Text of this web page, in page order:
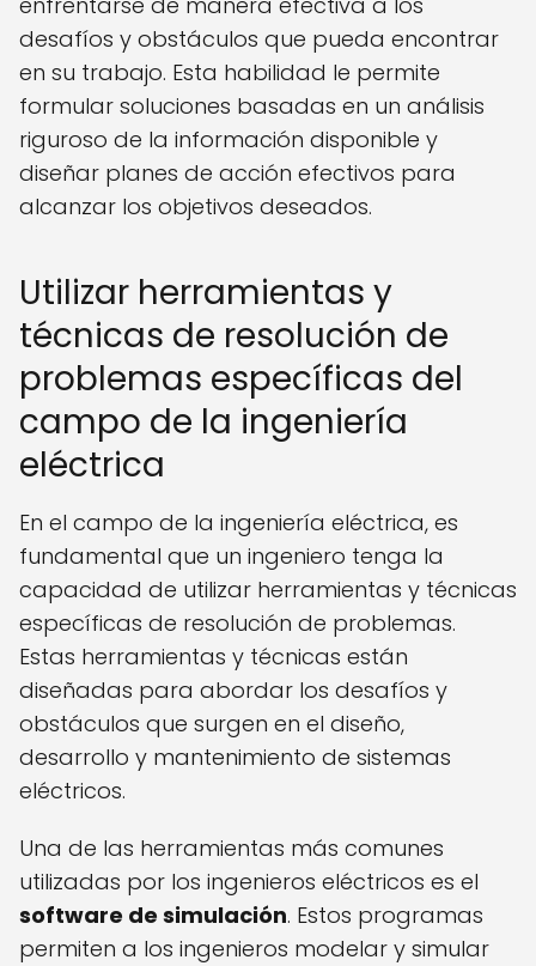
desafíos y obstáculos que pueda encontrar
en su trabajo. Esta habilidad le permite
formular soluciones basadas en un análisis
riguroso de la información disponible y
diseñar planes de acción efectivos para
alcanzar los objetivos deseados.
Utilizar herramientas y
técnicas de resolución de
problemas específicas del
campo de la ingeniería
eléctrica
En el campo de la ingeniería eléctrica, es
fundamental que un ingeniero tenga la
capacidad de utilizar herramientas y técnicas
específicas de resolución de problemas.
Estas herramientas y técnicas están
diseñadas para abordar los desafíos y
obstáculos que surgen en el diseño,
desarrollo y mantenimiento de sistemas
eléctricos.
Una de las herramientas más comunes
utilizadas por los ingenieros eléctricos es el
software de simulación. Estos programas
permiten a los ingenieros modelar y simular